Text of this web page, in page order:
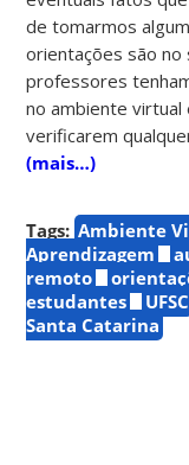
de tomarmos
orientações são
professores
no ambiente virtual
verificarem
(mais…)
Tags: Ambiente
Aprendizagem
remoto
estudantes
UFSC
Santa Catarina